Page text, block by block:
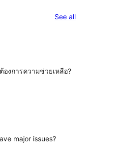
See allreviews
องการความช่วยเหลือ?
major issues?